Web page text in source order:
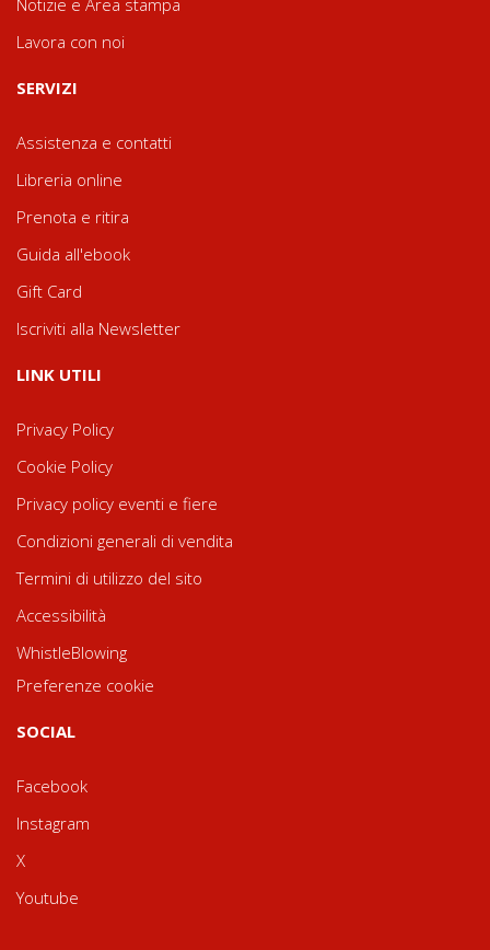
Lavora con noi
SERVIZI
Assistenza e contatti
Libreria online
Prenota e ritira
Guida all'ebook
Gift Card
Iscriviti alla Newsletter
LINK UTILI
Privacy Policy
Cookie Policy
Privacy policy eventi e fiere
Condizioni generali di vendita
Termini di utilizzo del sito
Accessibilità
WhistleBlowing
Preferenze cookie
SOCIAL
Facebook
Instagram
X
Youtube